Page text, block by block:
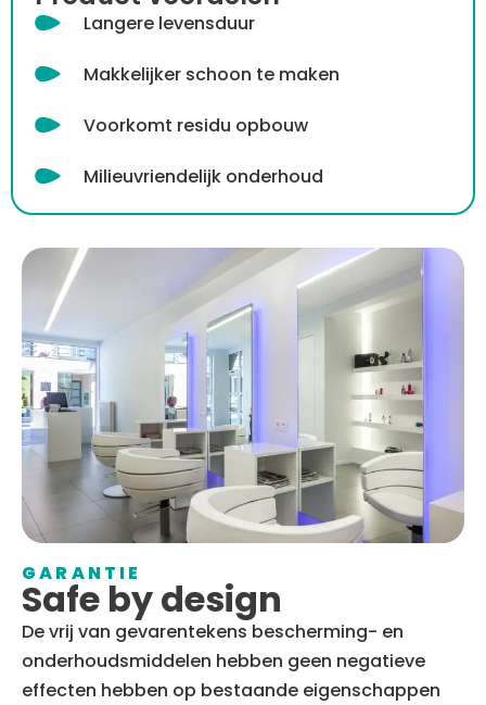
Langere levensduur
Makkelijker schoon te maken
Voorkomt residu opbouw
Milieuvriendelijk onderhoud
GARANTIE
Safe by design
De vrij van gevarentekens bescherming- en
onderhoudsmiddelen hebben geen negatieve
effecten hebben op bestaande eigenschappen